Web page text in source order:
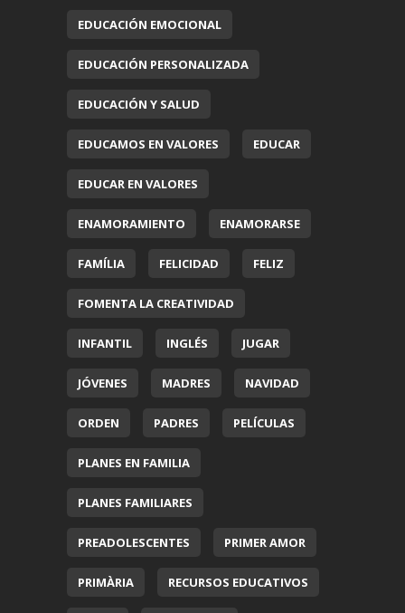
EDUCACIÓN EMOCIONAL
EDUCACIÓN PERSONALIZADA
EDUCACIÓN Y SALUD
EDUCAMOS EN VALORES EDUCAR
EDUCAR EN VALORES
ENAMORAMIENTO ENAMORARSE
FAMÍLIA FELICIDAD FELIZ
FOMENTA LA CREATIVIDAD
INFANTIL INGLÉS JUGAR
JÓVENES MADRES NAVIDAD
ORDEN PADRES PELÍCULAS
PLANES EN FAMILIA
PLANES FAMILIARES
PREADOLESCENTES PRIMER AMOR
PRIMÀRIA RECURSOS EDUCATIVOS